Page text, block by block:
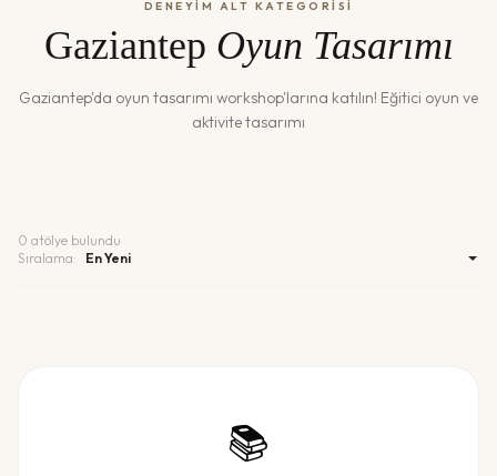
DENEYİM ALT KATEGORİSİ
Gaziantep Oyun Tasarımı
Gaziantep'da oyun tasarımı workshop'larına katılın! Eğitici oyun ve
aktivite tasarımı
0 atölye bulundu
Sıralama:
📚